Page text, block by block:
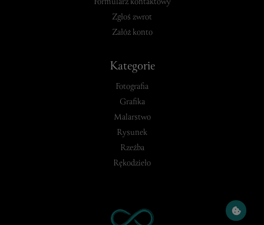
Zgłoś zwrot
Załóż konto
Kategorie
Fotografia
Grafika
Malarstwo
Rysunek
Rzeźba
Rękodzieło